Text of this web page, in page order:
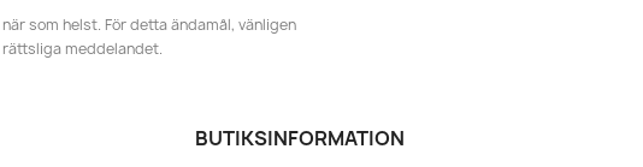
som helst. För detta ändamål, vänligen
meddelandet.
BUTIKSINFORMATION